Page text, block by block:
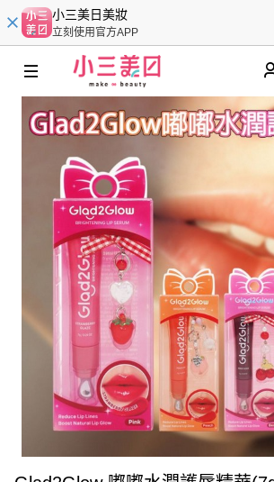
小三美日美妝
立刻使用官方APP